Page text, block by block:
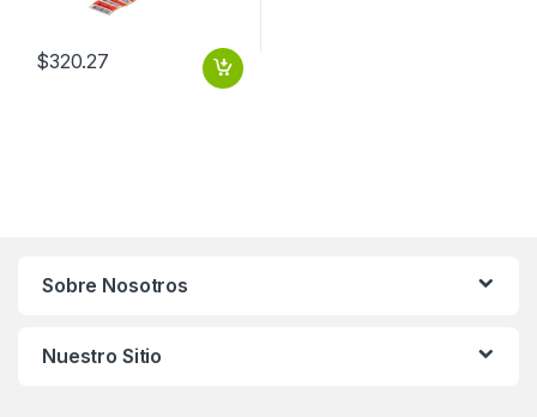
$320.27
Sobre Nosotros
Nuestro Sitio